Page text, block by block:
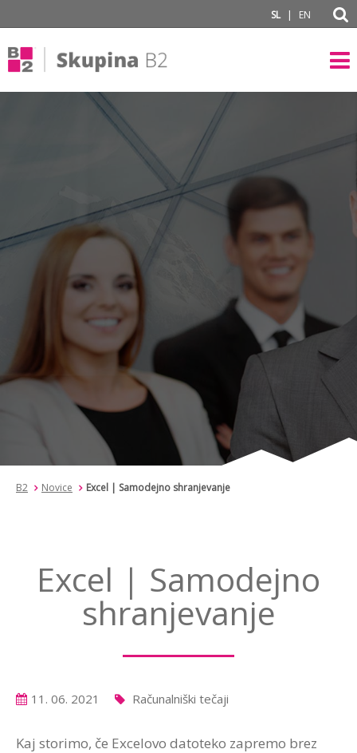
SL | EN
B2 Novice Excel | Samodejno shranjevanje
Excel | Samodejno
shranjevanje
11. 06. 2021 Računalniški tečaji
Kaj storimo, če Excelovo datoteko zapremo brez